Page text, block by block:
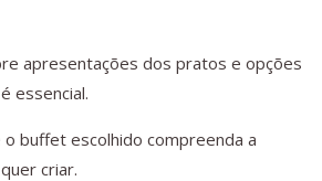
apresentações dos pratos e opções
essencial.
buffet escolhido compreenda a
criar.